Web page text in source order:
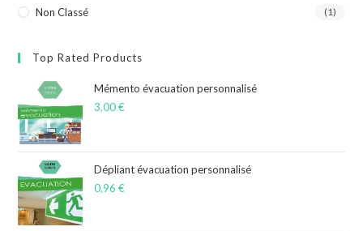
Non Classé (1)
Top Rated Products
Mémento évacuation personnalisé
3,00€
Dépliant évacuation personnalisé
0,96€